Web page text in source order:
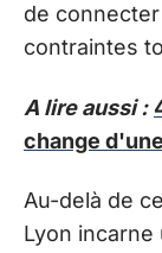
de
contraintes
A lire aussi :
change
Au-delà de
Lyon incarne